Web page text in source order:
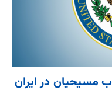
مسیحیان در ایران